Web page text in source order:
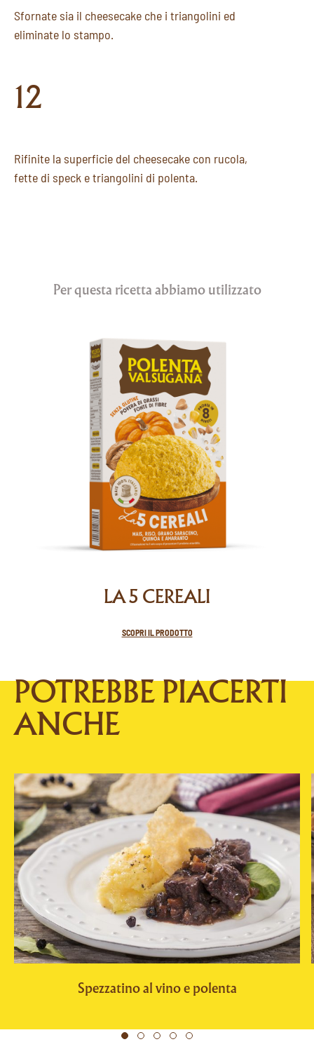
Per questa ricetta abbiamo utilizzato
LA 5 CEREALI
SCOPRI IL PRODOTTO
Sfornate sia il cheesecake che i triangolini ed
eliminate lo stampo.
12
Rifinite la superficie del cheesecake con rucola,
fette di speck e triangolini di polenta.
POTREBBE PIACERTI
ANCHE
Spezzatino al vino e polenta